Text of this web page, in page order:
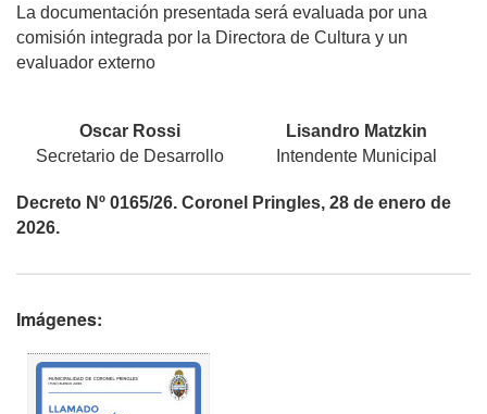
La documentación presentada será evaluada por una
comisión integrada por la Directora de Cultura y un
evaluador externo
Oscar Rossi
Lisandro Matzkin
Secretario de Desarrollo
Intendente Municipal
Decreto Nº 0165/26. Coronel Pringles, 28 de enero de
2026.
Imágenes: